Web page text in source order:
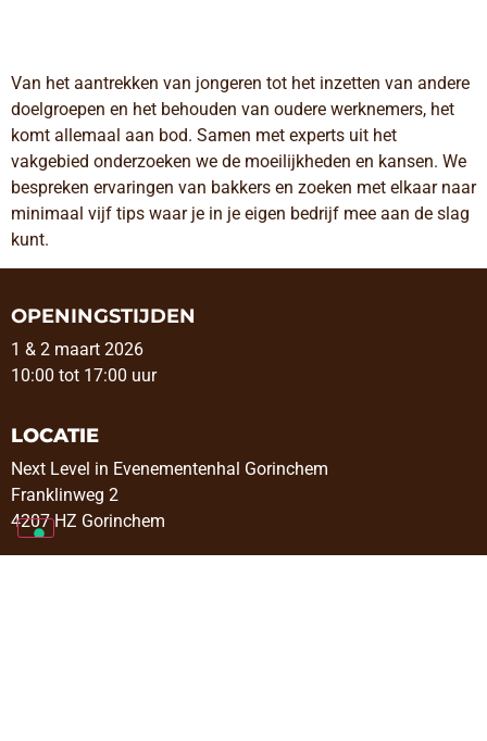
Van het aantrekken van jongeren tot het inzetten van andere
doelgroepen en het behouden van oudere werknemers, het
komt allemaal aan bod. Samen met experts uit het
vakgebied onderzoeken we de moeilijkheden en kansen. We
bespreken ervaringen van bakkers en zoeken met elkaar naar
minimaal vijf tips waar je in je eigen bedrijf mee aan de slag
kunt.
OPENINGSTIJDEN
1 & 2 maart 2026
10:00 tot 17:00 uur
LOCATIE
Next Level in Evenementenhal Gorinchem
Franklinweg 2
4207 HZ Gorinchem